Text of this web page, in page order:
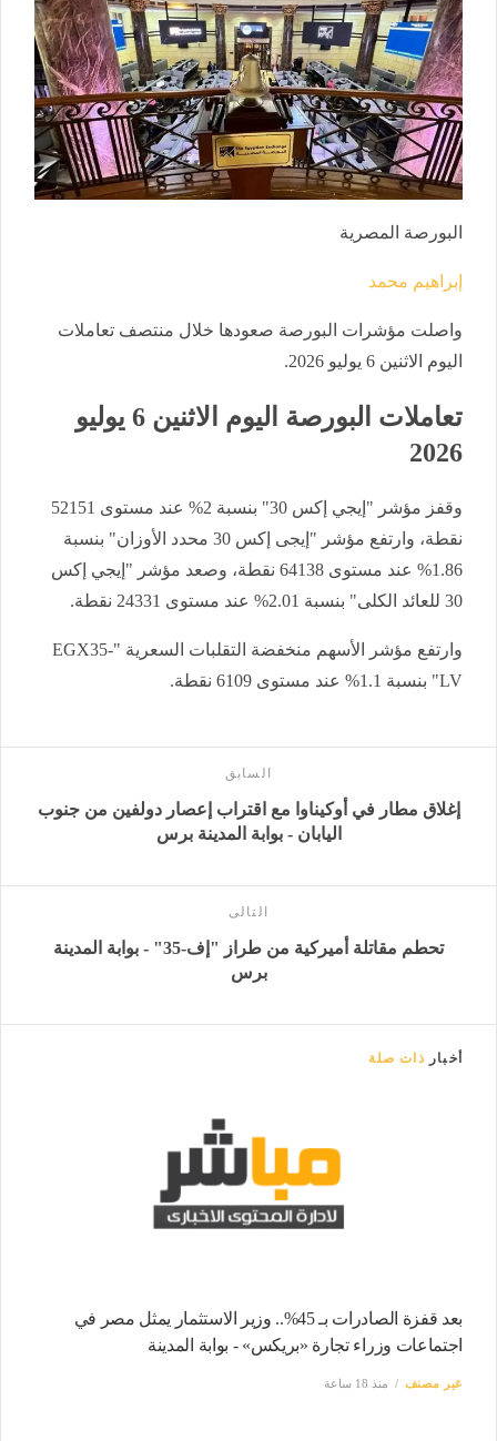
البورصة المصرية
إبراهيم محمد
واصلت مؤشرات البورصة صعودها خلال منتصف تعاملات
اليوم الاثنين 6 يوليو 2026.
تعاملات البورصة اليوم الاثنين 6 يوليو
2026
وقفز مؤشر "إيجي إكس 30" بنسبة 2% عند مستوى 52151
نقطة، وارتفع مؤشر "إيجى إكس 30 محدد الأوزان" بنسبة
1.86% عند مستوى 64138 نقطة، وصعد مؤشر "إيجي إكس
30 للعائد الكلى" بنسبة 2.01% عند مستوى 24331 نقطة.
وارتفع مؤشر الأسهم منخفضة التقلبات السعرية "EGX35-
LV" بنسبة 1.1% عند مستوى 6109 نقطة.
السابق
إغلاق مطار في أوكيناوا مع اقتراب إعصار دولفين من جنوب
اليابان - بوابة المدينة برس
التالى
تحطم مقاتلة أميركية من طراز "إف-35" - بوابة المدينة
برس
أخبار ذات صلة
بعد قفزة الصادرات بـ 45%.. وزير الاستثمار يمثل مصر في
اجتماعات وزراء تجارة «بريكس» - بوابة المدينة
غير مصنف منذ 18 ساعة